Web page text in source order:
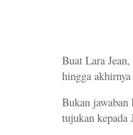
Buat Lara
hingga
Bukan jawaban
tujukan kepada